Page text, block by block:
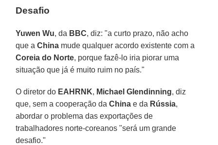
Desafio
Yuwen Wu, da BBC, diz: "a curto prazo, não acho
que aChina mude qualquer acordo existente com a
Coreia do Norte, porque fazê-lo iria piorar uma
situação que já é muito ruim no país."
O diretor do EAHRNK, Michael Glendinning, diz
que, sem a cooperação daChina e da Rússia,
abordar o problema das exportações de
trabalhadores norte-coreanos "será um grande
desafio."